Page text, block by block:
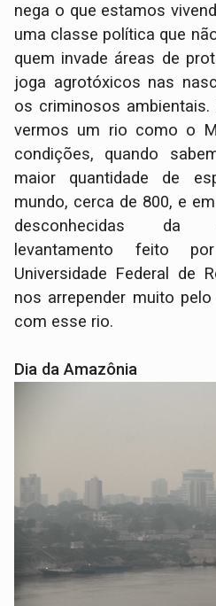
nega o que estamos
uma classe política que
quem invade áreas de
joga agrotóxicos nas
os criminosos
vermos um rio como o
condições, quando
maior quantidade de
mundo, cerca de 800, e
desconhecidas da
levantamento feito
Universidade Federal de
nos arrepender muito
com esse rio.
Dia da Amazônia